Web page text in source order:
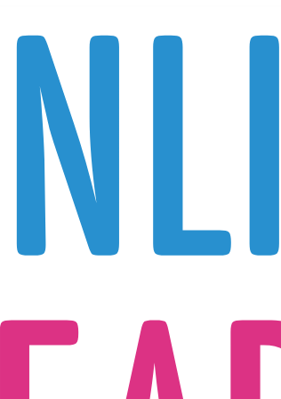
LIEFDE, SEX, PASSIE, LIEFDESVERDRIET,
Mannelijke en Vrouwelijke Energie
Passie en Liefde Reading
Relatie Reading